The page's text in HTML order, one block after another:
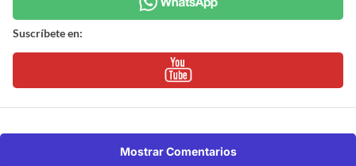
Suscríbete en:
Mostrar Comentarios